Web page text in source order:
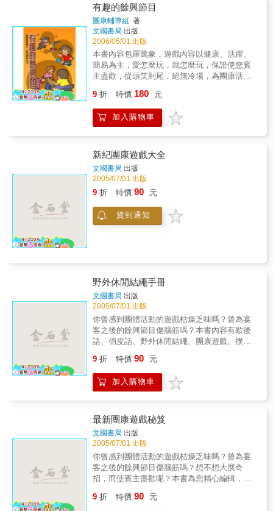
動教學理論與實作」共八講。第二輯分別介紹
「童軍歌曲」及「童軍歡呼」二大類，彙錄整
理計有「歌曲」八項共五百三十一首，「童軍
歡呼」共有五項一百零三則；其文洋洋灑灑，
恰能建構童子軍活動在康樂領域的嘉年華樂
園，俾使童軍伙伴們徜徉在童子軍快樂學習的
情境中成長茁壯。作者桂景星憑藉其多年涉獵
童軍活動及領導團務工作之經驗心得，在經過
歸納整理之後，深入淺出地寫了這套書；正可
做為輕鬆開懷遊戲歌唱的參考資料。
有趣的餘興節目
團康輔導組 著
文國書局 出版
2006/05/01 出版
本書內容包羅萬象，遊戲內容以健康、活躍、
簡易為主，愛怎麼玩，就怎麼玩，保證使您賓
主盡歡，從頭笑到尾，絕無冷場，為團康活動
9 折 特價 180 元
加入購物車
新紀團康遊戲大全
文國書局 出版
2005/07/01 出版
9 折 特價 90 元
貨到通知
野外休閒結繩手冊
文國書局 出版
2005/07/01 出版
你曾感到團體活動的遊戲枯燥乏味嗎？曾為宴
客之後的餘興節目傷腦筋嗎？本書內容有歇後
語、俏皮話、野外休閒結繩、團康遊戲、撲克
語、火柴棒遊戲等，趣味十足，可以在任何場
合打破僵局，帶起歡樂氣氛。&
9 折 特價 90 元
加入購物車
最新團康遊戲秘笈
文國書局 出版
2005/07/01 出版
你曾感到團體活動的遊戲枯燥乏味嗎？曾為宴
客之後的餘興節目傷腦筋嗎？想不想大展奇
招，而使賓主盡歡呢？本書為您精心編輯，內
合打破僵局，帶起歡樂氣氛。
9 折 特價 90 元